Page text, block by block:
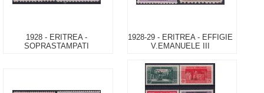
1928 - ERITREA -
SOPRASTAMPATI
1928-29 - ERITREA - EFFIGIE
V.EMANUELE III